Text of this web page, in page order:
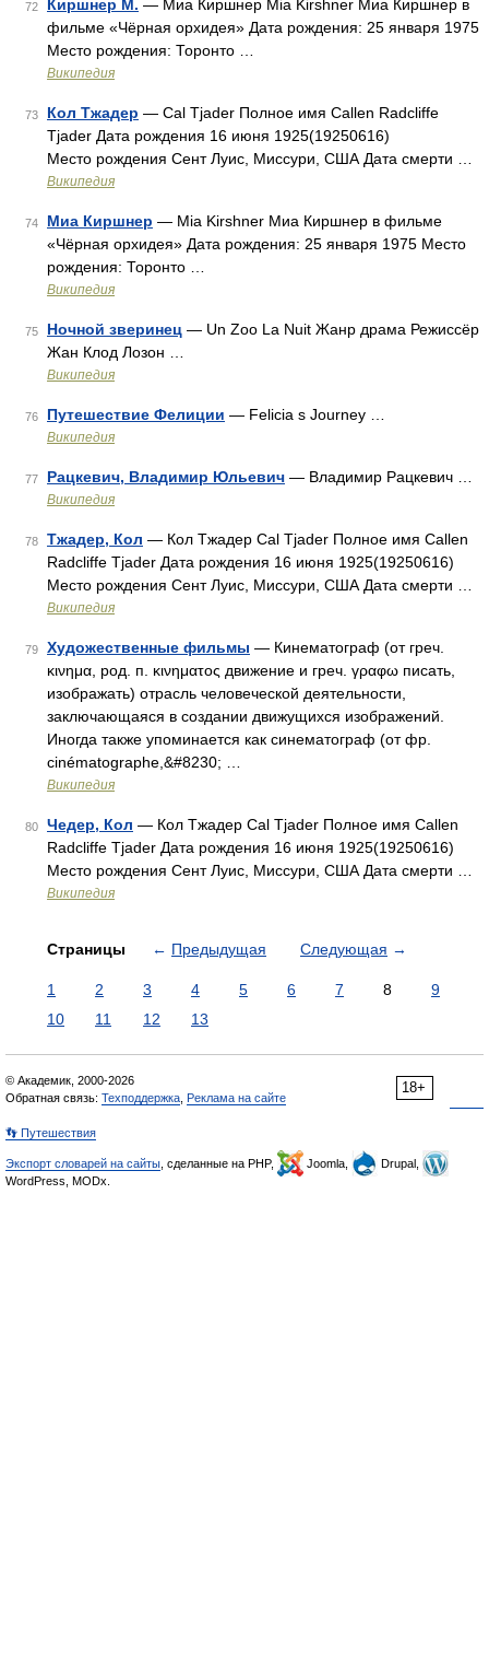
72 Киршнер М. — Миа Киршнер Mia Kirshner Миа Киршнер в
фильме «Чёрная орхидея» Дата рождения: 25 января 1975
Место рождения: Торонто …
Википедия
73 Кол Тжадер — Cal Tjader Полное имя Callen Radcliffe
Tjader Дата рождения 16 июня 1925(19250616)
Место рождения Сент Луис, Миссури, США Дата смерти …
Википедия
74 Миа Киршнер — Mia Kirshner Миа Киршнер в фильме
«Чёрная орхидея» Дата рождения: 25 января 1975 Место
рождения: Торонто …
Википедия
75 Ночной зверинец — Un Zoo La Nuit Жанр драма Режиссёр
Жан Клод Лозон …
Википедия
76 Путешествие Фелиции — Felicia s Journey …
Википедия
77 Рацкевич, Владимир Юльевич — Владимир Рацкевич …
Википедия
78 Тжадер, Кол — Кол Тжадер Cal Tjader Полное имя Callen
Radcliffe Tjader Дата рождения 16 июня 1925(19250616)
Место рождения Сент Луис, Миссури, США Дата смерти …
Википедия
79 Художественные фильмы — Кинематограф (от греч.
κινημα, род. п. κινηματος движение и греч. γραφω писать,
изображать) отрасль человеческой деятельности,
заключающаяся в создании движущихся изображений.
Иногда также упоминается как синематограф (от фр.
cinématographe,&#8230; …
Википедия
80 Чедер, Кол — Кол Тжадер Cal Tjader Полное имя Callen
Radcliffe Tjader Дата рождения 16 июня 1925(19250616)
Место рождения Сент Луис, Миссури, США Дата смерти …
Википедия
Страницы ← Предыдущая Следующая →
1 2 3 4 5 6 7 8
9
10
11 12 13
18+
© Академик, 2000-2026
Обратная связь: Техподдержка Реклама на сайте
👣 Путешествия
Экспорт словарей на сайты , сделанные на PHP, Joomla,
Drupal,
WordPress, MODx.